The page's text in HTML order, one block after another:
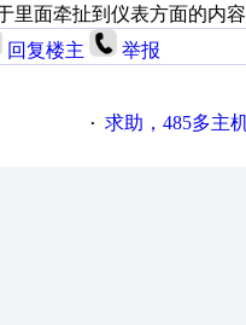
里面牵扯到仪表方面的内
回复楼主 举报
· 求助，485多主